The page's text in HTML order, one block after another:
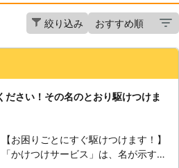
絞り込み
さい！その名のとおり駆けつけま
【お困りごとにすぐ駆けつけます！】
「かけつけサービス」は、名が示すと